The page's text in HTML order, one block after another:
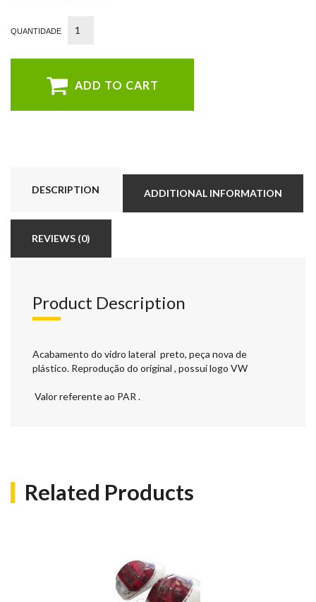
ADD TO CART
DESCRIPTION ADDITIONAL INFORMATION
REVIEWS (0)
Product Description
Acabamento do vidro lateral preto, peça nova de
plástico. Reprodução do original , possui logo VW
Valor referente ao PAR .
Related Products